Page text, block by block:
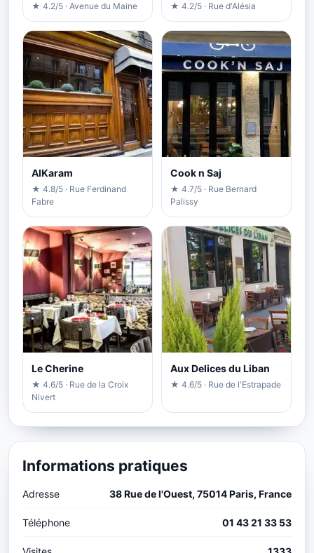
★ 4.2/5 · Avenue du Maine ★ 4.2/5 · Rue d'Alésia
AlKaram
★ 4.8/5 · Rue Ferdinand
Fabre
Cook n Saj
★ 4.7/5 · Rue Bernard
Palissy
Le Cherine
★ 4.6/5 · Rue de la Croix
Nivert
Aux Delices du Liban
★ 4.6/5 · Rue de l'Estrapade
Informations pratiques
Adresse 38 Rue de l'Ouest, 75014 Paris, France
Téléphone 01 43 21 33 53